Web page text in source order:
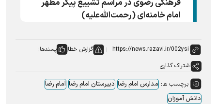
فرهنگی رضوی در مراسم تشییع پیکر مطهر
امام خامنه‌ای (رحمت‌الله‌علیه)
گزارش خطا
پسندها:
اشتراک گذاری
برچسب ها: مدارس امام رضا دبیرستان امام رضا امام رضا
دانش آموزان